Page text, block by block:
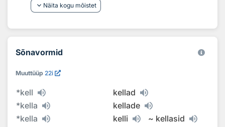
keyboard_arrow_down Näita kogu mõistet
Sõnavormid
Muuttüüp 22i
*kell
kellad
*kella
kellade
*kella kelli ~ kellasid